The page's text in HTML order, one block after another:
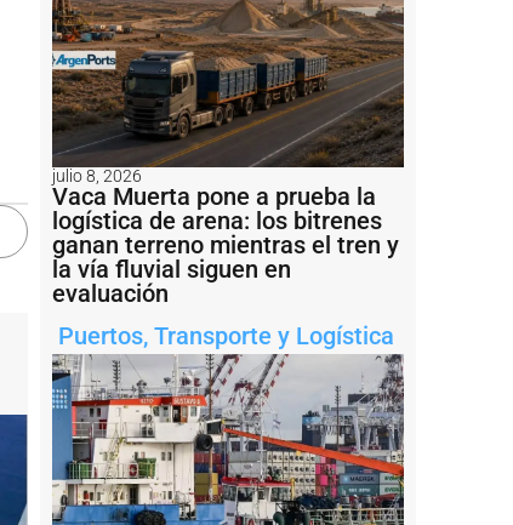
julio 8, 2026
Vaca Muerta pone a prueba la
logística de arena: los bitrenes
ganan terreno mientras el tren y
la vía fluvial siguen en
evaluación
Puertos, Transporte y Logística